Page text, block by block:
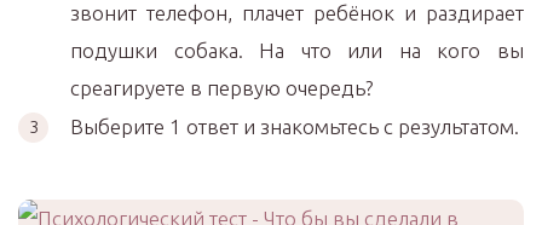
звонит телефон, плачет ребёнок и раздирает
подушки собака. На что или на кого вы
среагируете в первую очередь?
Выберите 1 ответ и знакомьтесь с результатом.